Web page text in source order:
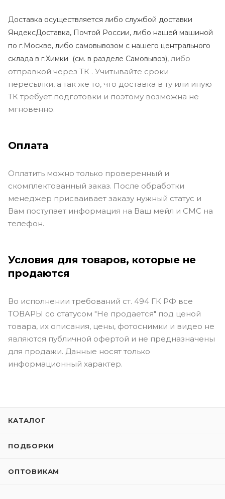
Доставка осуществляется либо службой доставки
ЯндексДоставка, Почтой России, либо нашей машиной
по г.Москве, либо самовывозом с нашего центрального
склада в г.Химки (см. в разделе Самовывоз), либо
отправкой через ТК . Учитывайте сроки
пересылки, а так же то, что доставка в ту или иную
ТК требует подготовки и поэтому возможна не
мгновенно.
Оплата
Оплатить можно только проверенный и
скомплектованный заказ. После обработки
менеджер присваивает заказу нужный статус и
Вам поступает информация на Ваш мейл и СМС на
телефон.
Условия для товаров, которые не
продаются
Во исполнении требований ст. 494 ГК РФ все
ТОВАРЫ со статусом "Не продается" под ценой
товара, их описания, цены, фотоснимки и видео не
являются публичной офертой и не предназначены
для продажи. Данные носят только
информационный характер.
КАТАЛОГ
ПОДБОРКИ
ОПТОВИКАМ